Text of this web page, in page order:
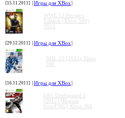
[15.11.2011] [Игры для XBox]
WWE 12 People's
Edition (Xbox 360)
2011
[29.12.2011] [Игры для XBox]
NHL 12 (2011) Xbox
360
[16.11.2011] [Игры для XBox]
UFC Undisputed 3
(2012) [Region
Free/ENG] Xbox 360